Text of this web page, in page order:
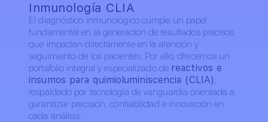
Inmunología CLIA
El diagnóstico inmunológico cumple un papel
fundamental en la generación de resultados precisos
que impactan directamente en la atención y
seguimiento de los pacientes. Por ello, ofrecemos un
portafolio integral y especializado de reactivos e
insumos para quimioluminiscencia (CLIA),
respaldado por tecnología de vanguardia orientada a
garantizar precisión, confiabilidad e innovación en
cada análisis.